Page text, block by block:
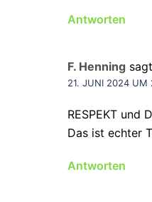
Antworten
F. Henning
21. JUNI 2024 UM
RESPEKT und
Das ist echter
Antworten